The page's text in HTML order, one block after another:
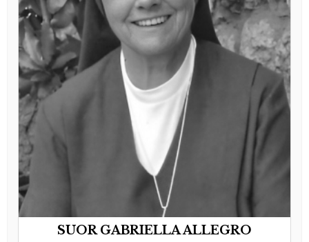
SUOR GABRIELLA ALLEGRO